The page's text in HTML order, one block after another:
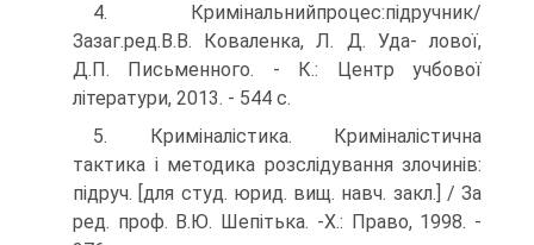
4. Кримінальнийпроцес:підручник/
Зазаг.ред.В.В. Коваленка, Л. Д. Уда- лової,
Д.П. Письменного. - К.: Центр учбової
літератури, 2013. - 544 с.
5. Криміналістика. Криміналістична
тактика і методика розслі­дування злочинів:
підруч. [для студ. юрид. вищ. навч. закл.] / За
ред. проф. В.Ю. Шепітька. -X.: Право, 1998. -